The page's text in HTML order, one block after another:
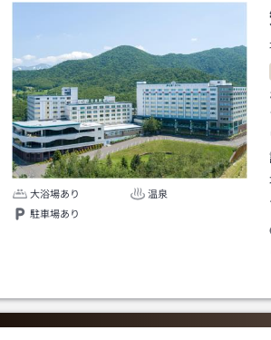
大浴場あり
温泉
駐車場あり